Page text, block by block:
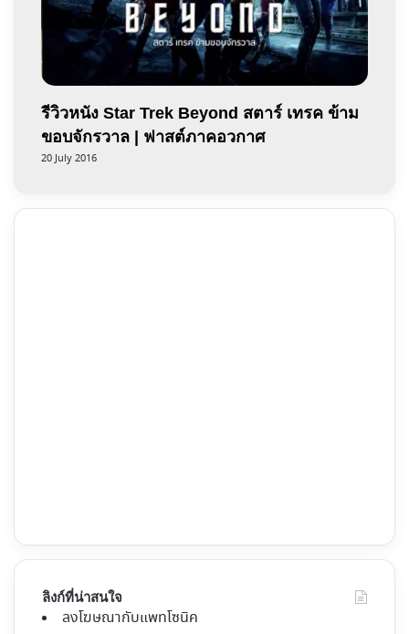
รีวิวหนัง Star Trek Beyond สตาร์ เทรค ข้าม
ขอบจักรวาล | ฟาสต์ภาคอวกาศ
20 July 2016
ลิงก์ที่น่าสนใจ
ลงโฆษณากับแพทโซนิค